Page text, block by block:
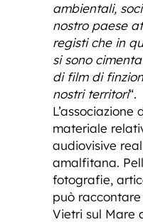
ambientali,
nostro paese
registi che in
si sono
di film di
nostri territori“.
materiale
audiovisive
amalfitana.
fotografie,
può
Vietri sul Mare